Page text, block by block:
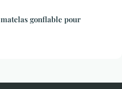
gonflable pour